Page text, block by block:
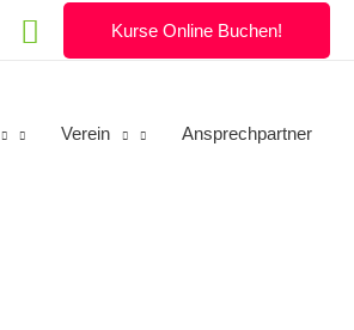
SuchenKurse Online Buchen!
Verein Ansprechpartner